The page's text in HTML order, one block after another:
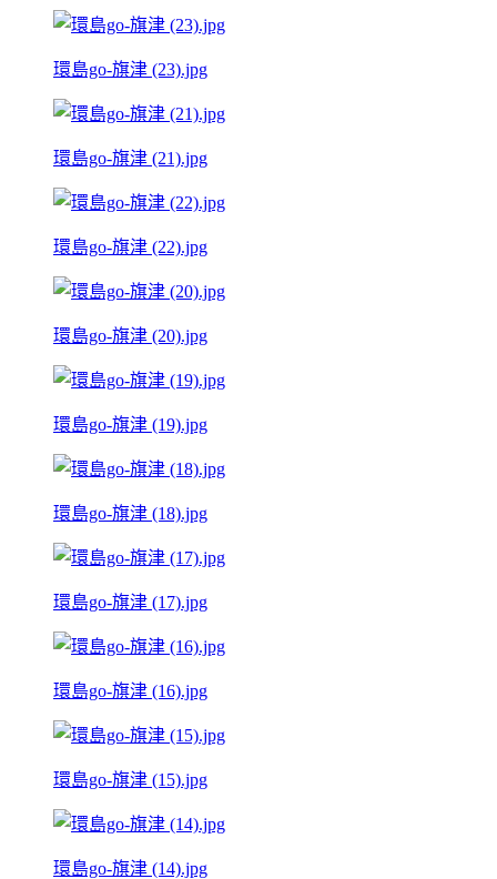
環島go-旗津 (23).jpg
環島go-旗津 (21).jpg
環島go-旗津 (22).jpg
環島go-旗津 (20).jpg
環島go-旗津 (19).jpg
環島go-旗津 (18).jpg
環島go-旗津 (17).jpg
環島go-旗津 (16).jpg
環島go-旗津 (15).jpg
環島go-旗津 (14).jpg